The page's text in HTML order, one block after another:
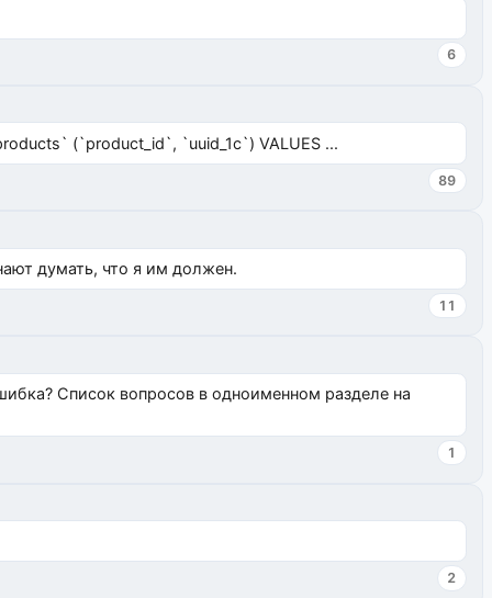
6
(`product_id`, `uuid_1c`) VALUES ...
89
думать, что я им должен.
11
Список вопросов в одноименном разделе на
1
2